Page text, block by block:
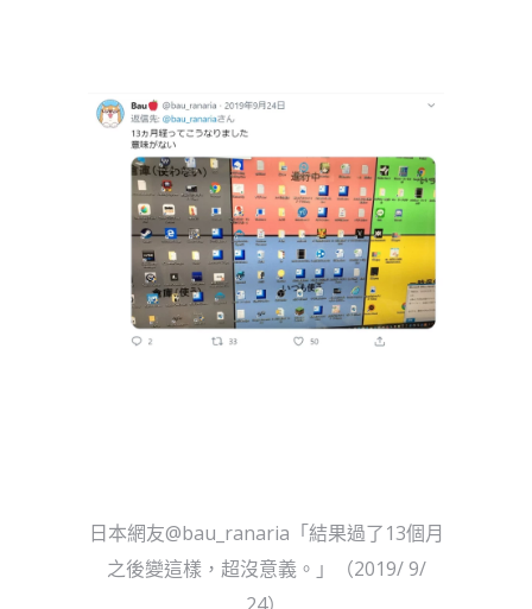
日本網友@bau_ranaria「結果過了13個月
之後變這樣，超沒意義。」（2019/ 9/
24）